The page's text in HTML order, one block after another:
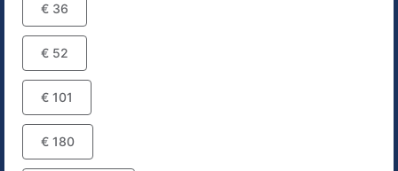
€ 36
€ 52
€ 101
€ 180